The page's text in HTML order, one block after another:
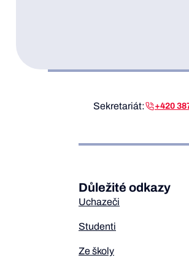
Sekretariát: +420
Důležité odkazy
Uchazeči
Studenti
Ze školy